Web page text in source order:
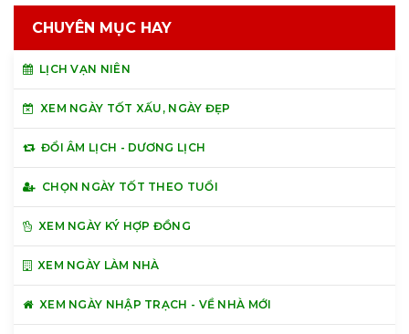
CHUYÊN MỤC HAY
LỊCH VẠN NIÊN
XEM NGÀY TỐT XẤU, NGÀY ĐẸP
ĐỔI ÂM LỊCH - DƯƠNG LỊCH
CHỌN NGÀY TỐT THEO TUỔI
XEM NGÀY KÝ HỢP ĐỒNG
XEM NGÀY LÀM NHÀ
XEM NGÀY NHẬP TRẠCH - VỀ NHÀ MỚI